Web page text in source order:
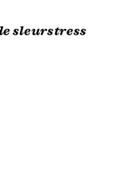
sleurstress